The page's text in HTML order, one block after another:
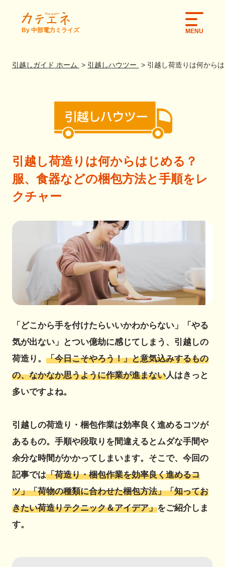
By 中部電力ミライズ MENU
引越しガイド ホーム 引越しハウツー 引越し荷造りは何から
引越し荷造りは何からはじめる？
服、食器などの梱包方法と手順をレ
クチャー
「どこから手を付けたらいいかわからない」「やる
気が出ない」とつい億劫に感じてしまう、引越しの
荷造り。 「今日こそやろう！」と意気込みするもの
の、なかなか思うように作業が進まない人はきっと
多いですよね。
引越しの荷造り・梱包作業は効率良く進めるコツが
あるもの。手順や段取りを間違えるとムダな手間や
余分な時間がかかってしまいます。そこで、今回の
記事では「荷造り・梱包作業を効率良く進めるコ
ツ」「荷物の種類に合わせた梱包方法」「知ってお
きたい荷造りテクニック＆アイデア」をご紹介しま
す。